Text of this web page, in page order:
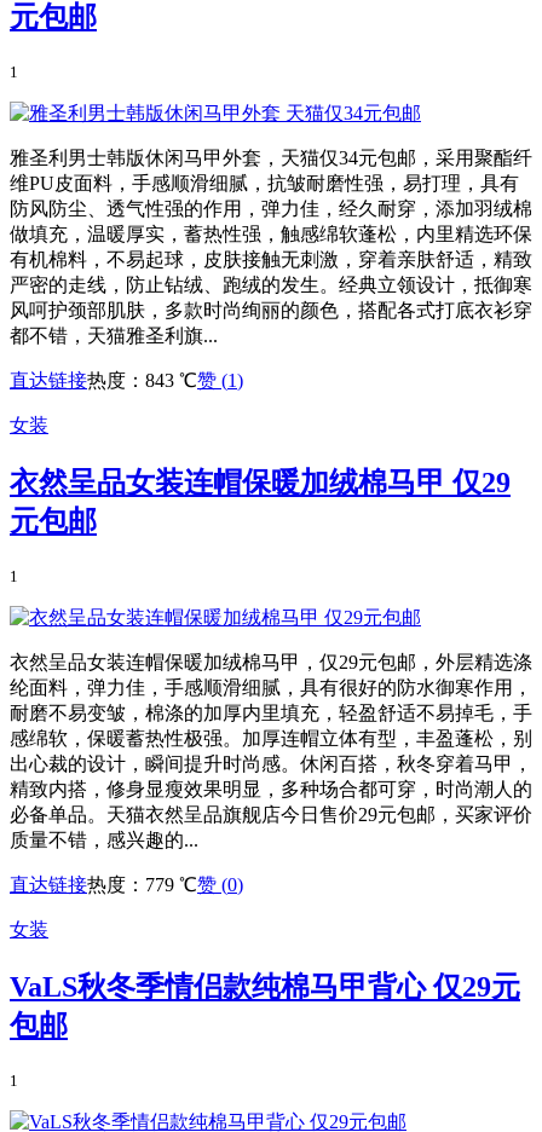
元包邮
1
雅圣利男士韩版休闲马甲外套，天猫仅34元包邮，采用聚酯纤
维PU皮面料，手感顺滑细腻，抗皱耐磨性强，易打理，具有
防风防尘、透气性强的作用，弹力佳，经久耐穿，添加羽绒棉
做填充，温暖厚实，蓄热性强，触感绵软蓬松，内里精选环保
有机棉料，不易起球，皮肤接触无刺激，穿着亲肤舒适，精致
严密的走线，防止钻绒、跑绒的发生。经典立领设计，抵御寒
风呵护颈部肌肤，多款时尚绚丽的颜色，搭配各式打底衣衫穿
都不错，天猫雅圣利旗...
直达链接热度：843 ℃赞 (1)
女装
衣然呈品女装连帽保暖加绒棉马甲 仅29
元包邮
1
衣然呈品女装连帽保暖加绒棉马甲，仅29元包邮，外层精选涤
纶面料，弹力佳，手感顺滑细腻，具有很好的防水御寒作用，
耐磨不易变皱，棉涤的加厚内里填充，轻盈舒适不易掉毛，手
感绵软，保暖蓄热性极强。加厚连帽立体有型，丰盈蓬松，别
出心裁的设计，瞬间提升时尚感。休闲百搭，秋冬穿着马甲，
精致内搭，修身显瘦效果明显，多种场合都可穿，时尚潮人的
必备单品。天猫衣然呈品旗舰店今日售价29元包邮，买家评价
质量不错，感兴趣的...
直达链接热度：779 ℃赞 (0)
女装
VaLS秋冬季情侣款纯棉马甲背心 仅29元
包邮
1